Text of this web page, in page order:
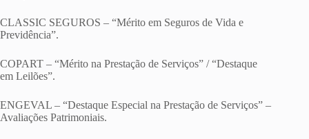
CLASSIC SEGUROS – “Mérito em Seguros de Vida e
Previdência”.
COPART – “Mérito na Prestação de Serviços” / “Destaque
em Leilões”.
ENGEVAL – “Destaque Especial na Prestação de Serviços” –
Avaliações Patrimoniais.